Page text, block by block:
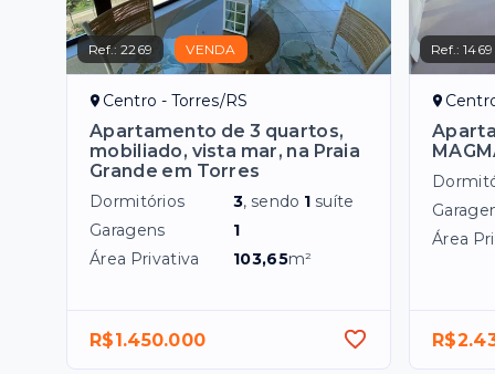
Ref.:2269 VENDA
Centro - Torres/RS
Apartamento de 3 quartos,
mobiliado, vista mar, na Praia
Grande em Torres
Dormitórios 3, sendo 1 suíte
Garagens
1
Área Privativa
103,65m²
R$1.450.000
Ref.:1469
Área